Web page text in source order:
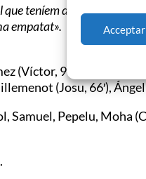
teníem davant, has de
empatat».
(Víctor, 90′), Óscar
(Josu, 66′),
Samuel, Pepelu, Moha